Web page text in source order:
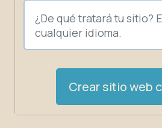
Crear sitio web